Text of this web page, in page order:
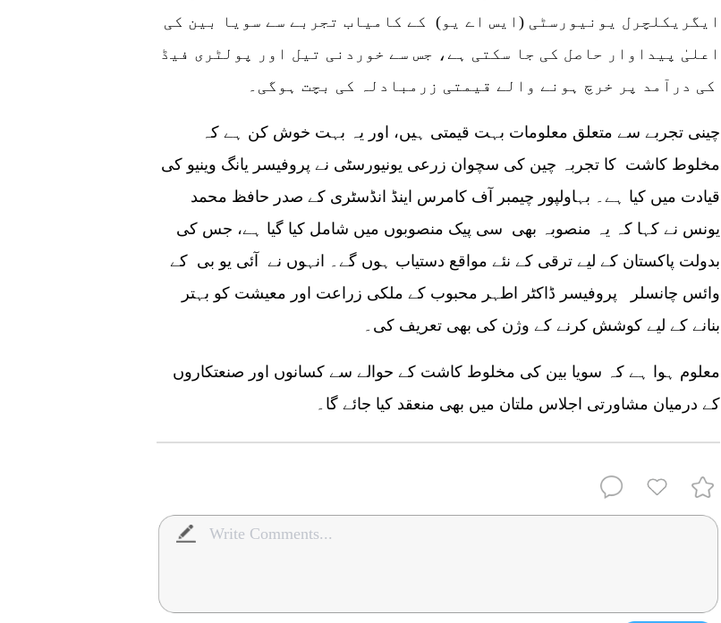
ایگریکلچرل یونیورسٹی (ایس اے یو) کے کامیاب تجربے سے سویا بین کی
اعلیٰ پیداوار حاصل کی جا سکتی ہے، جس سے خوردنی تیل اور پولٹری فیڈ
مخلوط کاشت کا تجربہ چین کی سچوان زرعی یونیورسٹی نے پروفیسر یانگ وینیو کی
قیادت میں کیا ہے۔ بہاولپور چیمبر آف کامرس اینڈ انڈسٹری کے صدر حافظ محمد
یونس نے کہا کہ یہ منصوبہ بھی سی پیک منصوبوں میں شامل کیا گیا ہے، جس کی
بدولت پاکستان کے لیے ترقی کے نئے مواقع دستیاب ہوں گے۔ انہوں نے آئی یو بی کے
وائس چانسلر پروفیسر ڈاکٹر اطہر محبوب کے ملکی زراعت اور معیشت کو بہتر
بنانے کے لیے کوشش کرنے کے وژن کی بھی تعریف کی۔
معلوم ہوا ہے کہ سویا بین کی مخلوط کاشت کے حوالے سے کسانوں اور صنعتکاروں
کے درمیان مشاورتی اجلاس ملتان میں بھی منعقد کیا جائے گا۔